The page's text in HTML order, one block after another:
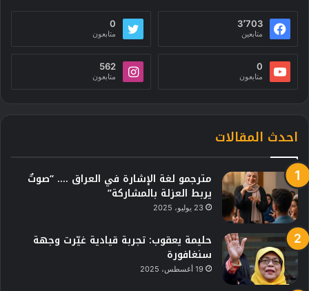
3٬703
متابعين
0
متابعون
0
متابعون
562
متابعون
احدث المقالات
مترجمو لغة الإشارة في العراق …. “صوتٌ
يربط العزلة بالمشاركة”
23 يوليو، 2025
حليمة يعقوب: تجربة قيادية غيّرت وجهة
سنغافورة
19 أغسطس، 2025